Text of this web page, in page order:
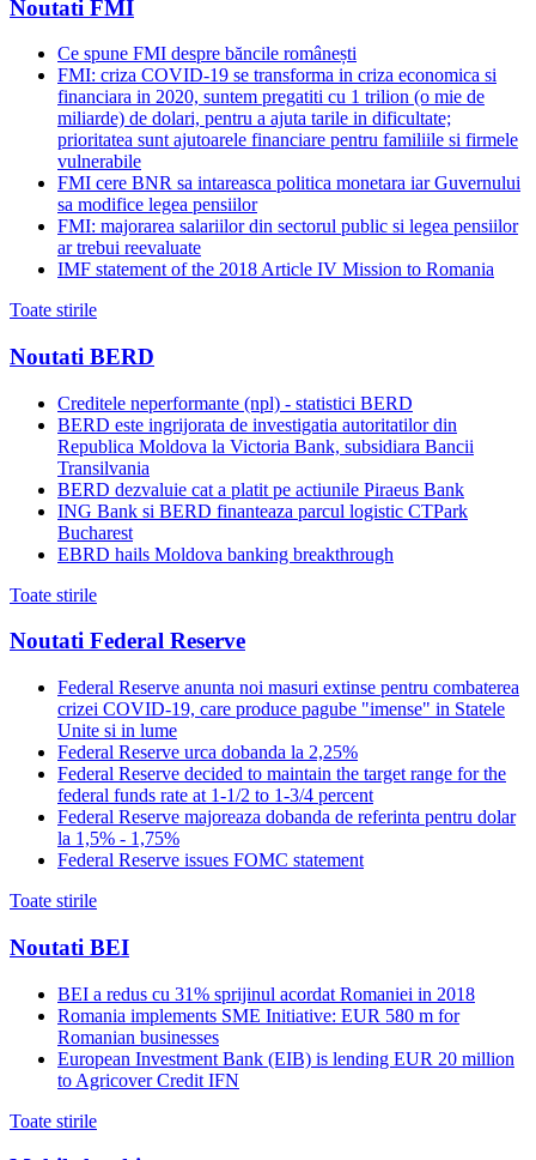
Noutati FMI
Ce spune FMI despre băncile românești
FMI: criza COVID-19 se transforma in criza economica si
financiara in 2020, suntem pregatiti cu 1 trilion (o mie de
miliarde) de dolari, pentru a ajuta tarile in dificultate;
prioritatea sunt ajutoarele financiare pentru familiile si firmele
vulnerabile
FMI cere BNR sa intareasca politica monetara iar Guvernului
sa modifice legea pensiilor
FMI: majorarea salariilor din sectorul public si legea pensiilor
ar trebui reevaluate
IMF statement of the 2018 Article IV Mission to Romania
Toate stirile
Noutati BERD
Creditele neperformante (npl) - statistici BERD
BERD este ingrijorata de investigatia autoritatilor din
Republica Moldova la Victoria Bank, subsidiara Bancii
Transilvania
BERD dezvaluie cat a platit pe actiunile Piraeus Bank
ING Bank si BERD finanteaza parcul logistic CTPark
Bucharest
EBRD hails Moldova banking breakthrough
Toate stirile
Noutati Federal Reserve
Federal Reserve anunta noi masuri extinse pentru combaterea
crizei COVID-19, care produce pagube "imense" in Statele
Unite si in lume
Federal Reserve urca dobanda la 2,25%
Federal Reserve decided to maintain the target range for the
federal funds rate at 1-1/2 to 1-3/4 percent
Federal Reserve majoreaza dobanda de referinta pentru dolar
la 1,5% - 1,75%
Federal Reserve issues FOMC statement
Toate stirile
Noutati BEI
BEI a redus cu 31% sprijinul acordat Romaniei in 2018
Romania implements SME Initiative: EUR 580 m for
Romanian businesses
European Investment Bank (EIB) is lending EUR 20 million
to Agricover Credit IFN
Toate stirile